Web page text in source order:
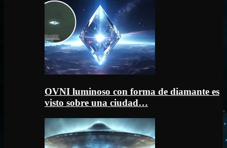
OVNI luminoso con forma de diamante es
visto sobre una ciudad…